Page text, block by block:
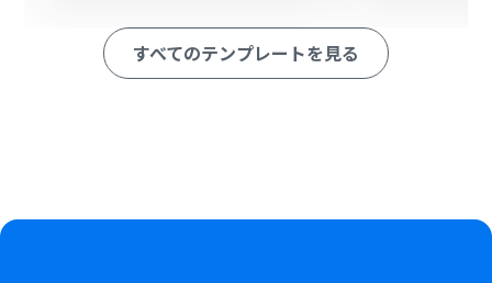
ペレーション」：トリガー起動後、フロー内で処理を行うアク
のデータのみを抽出するなど、特定の条件で絞り込むよう
すべてのテンプレートを見る